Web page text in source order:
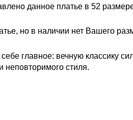
данное платье в 52
но в наличии нет Вашего
себе главное: вечную классику
неповторимого стиля.